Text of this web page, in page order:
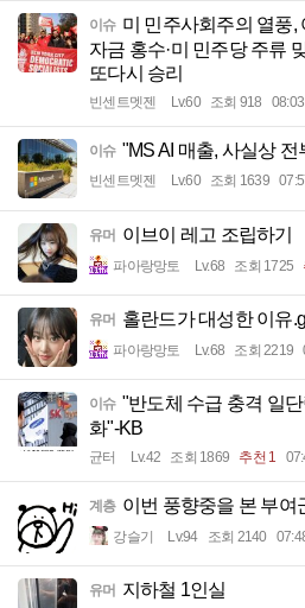
이슈 미 민주사회주의 열풍,
자금 홍수·미 민주당 주류
또다시 승리
빈센트멧젠 Lv.60 조회 918 08:03
이슈 "MS AI 매출, 사실상
빈센트멧젠 Lv.60 조회 1639
유머 이브이 레고 조립하기
파아랑망토 Lv.68 조회 1725
유머 홀란드가 대성한 이유
파아랑망토 Lv.68 조회 2219
이슈 "반도체 수급 충격 일
화"-KB
균터 Lv.42 조회 1869 추천 1
계층 이번 풍향중을 본 부여
강슬기 Lv.94 조회 2140
유머 지하철 1인실